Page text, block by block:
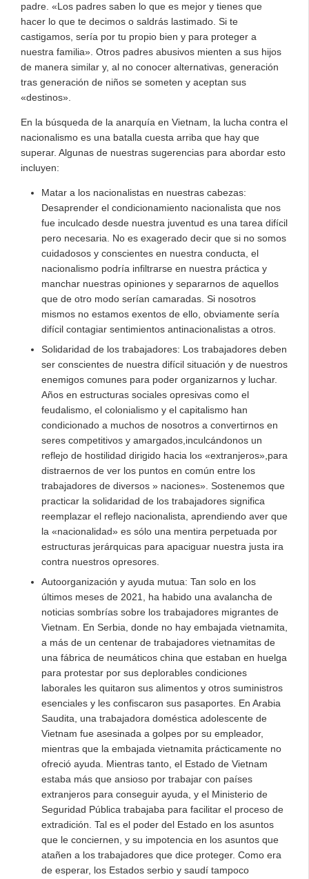
padre. «Los padres saben lo que es mejor y tienes que
hacer lo que te decimos o saldrás lastimado. Si te
castigamos, sería por tu propio bien y para proteger a
nuestra familia». Otros padres abusivos mienten a sus hijos
de manera similar y, al no conocer alternativas, generación
tras generación de niños se someten y aceptan sus
«destinos».
En la búsqueda de la anarquía en Vietnam, la lucha contra el
nacionalismo es una batalla cuesta arriba que hay que
superar. Algunas de nuestras sugerencias para abordar esto
incluyen:
Matar a los nacionalistas en nuestras cabezas:
Desaprender el condicionamiento nacionalista que nos
fue inculcado desde nuestra juventud es una tarea difícil
pero necesaria. No es exagerado decir que si no somos
cuidadosos y conscientes en nuestra conducta, el
nacionalismo podría infiltrarse en nuestra práctica y
manchar nuestras opiniones y separarnos de aquellos
que de otro modo serían camaradas. Si nosotros
mismos no estamos exentos de ello, obviamente sería
difícil contagiar sentimientos antinacionalistas a otros.
Solidaridad de los trabajadores: Los trabajadores deben
ser conscientes de nuestra difícil situación y de nuestros
enemigos comunes para poder organizarnos y luchar.
Años en estructuras sociales opresivas como el
feudalismo, el colonialismo y el capitalismo han
condicionado a muchos de nosotros a convertirnos en
seres competitivos y amargados,inculcándonos un
reflejo de hostilidad dirigido hacia los «extranjeros»,para
distraernos de ver los puntos en común entre los
trabajadores de diversos » naciones». Sostenemos que
practicar la solidaridad de los trabajadores significa
reemplazar el reflejo nacionalista, aprendiendo aver que
la «nacionalidad» es sólo una mentira perpetuada por
estructuras jerárquicas para apaciguar nuestra justa ira
contra nuestros opresores.
Autoorganización y ayuda mutua: Tan solo en los
últimos meses de 2021, ha habido una avalancha de
noticias sombrías sobre los trabajadores migrantes de
Vietnam. En Serbia, donde no hay embajada vietnamita,
a más de un centenar de trabajadores vietnamitas de
una fábrica de neumáticos china que estaban en huelga
para protestar por sus deplorables condiciones
laborales les quitaron sus alimentos y otros suministros
esenciales y les confiscaron sus pasaportes. En Arabia
Saudita, una trabajadora doméstica adolescente de
Vietnam fue asesinada a golpes por su empleador,
mientras que la embajada vietnamita prácticamente no
ofreció ayuda. Mientras tanto, el Estado de Vietnam
estaba más que ansioso por trabajar con países
extranjeros para conseguir ayuda, y el Ministerio de
Seguridad Pública trabajaba para facilitar el proceso de
extradición. Tal es el poder del Estado en los asuntos
que le conciernen, y su impotencia en los asuntos que
atañen a los trabajadores que dice proteger. Como era
de esperar, los Estados serbio y saudí tampoco